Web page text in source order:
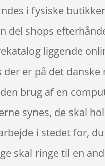
i fysiske
del shops
liggende
er på det danske
brug af en
synes, de skal
i stedet for,
skal ringe til en